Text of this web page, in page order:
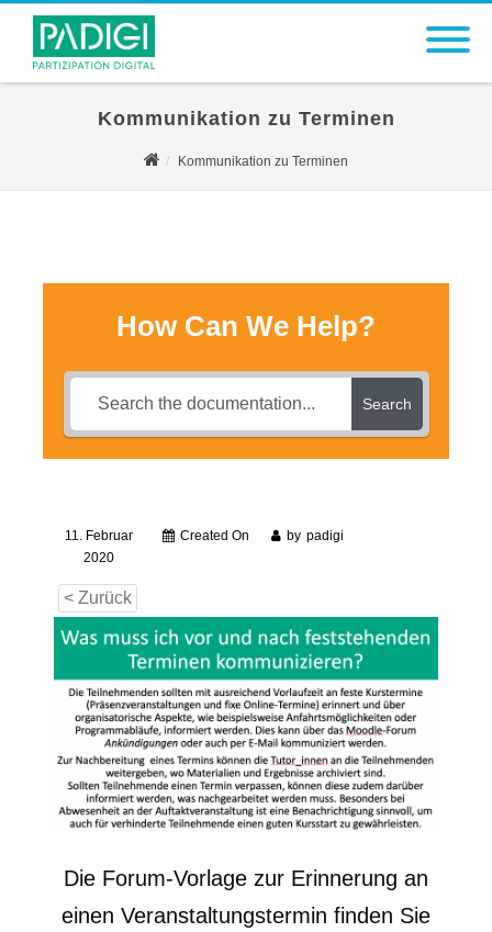
Kommunikation zu Terminen
Kommunikation zu Terminen
How Can We Help?
Search
Created On
11. Februar
2020
by padigi
< Zurück
Die Forum-Vorlage zur Erinnerung an
einen Veranstaltungstermin finden Sie